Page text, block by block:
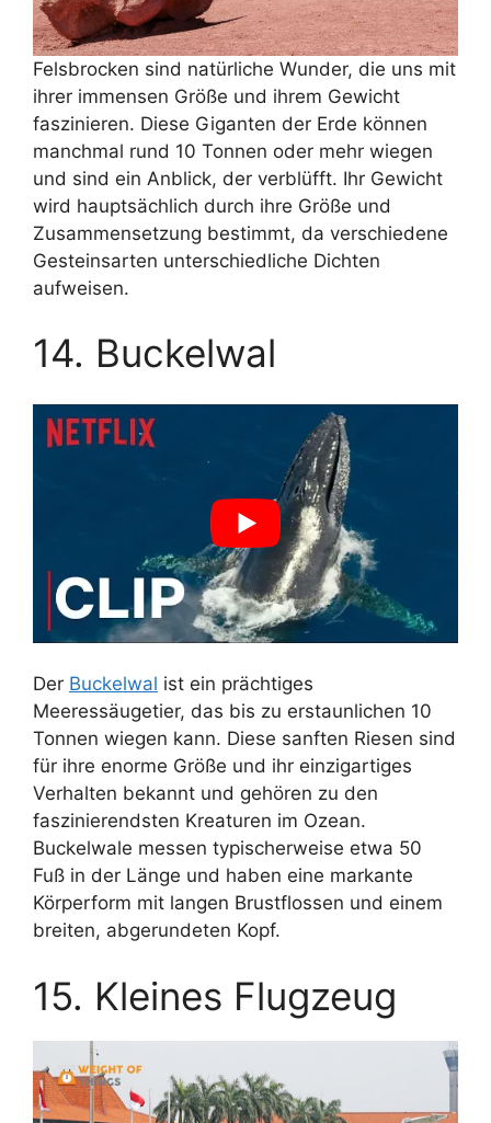
Felsbrocken sind natürliche Wunder, die uns mit
ihrer immensen Größe und ihrem Gewicht
faszinieren. Diese Giganten der Erde können
manchmal rund 10 Tonnen oder mehr wiegen
und sind ein Anblick, der verblüfft. Ihr Gewicht
wird hauptsächlich durch ihre Größe und
Zusammensetzung bestimmt, da verschiedene
Gesteinsarten unterschiedliche Dichten
aufweisen.
14. Buckelwal
Der Buckelwal ist ein prächtiges
Meeressäugetier, das bis zu erstaunlichen 10
Tonnen wiegen kann. Diese sanften Riesen sind
für ihre enorme Größe und ihr einzigartiges
Verhalten bekannt und gehören zu den
faszinierendsten Kreaturen im Ozean.
Buckelwale messen typischerweise etwa 50
Fuß in der Länge und haben eine markante
Körperform mit langen Brustflossen und einem
breiten, abgerundeten Kopf.
15. Kleines Flugzeug